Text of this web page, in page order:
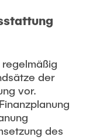
regelmäßig
der
vor.
des